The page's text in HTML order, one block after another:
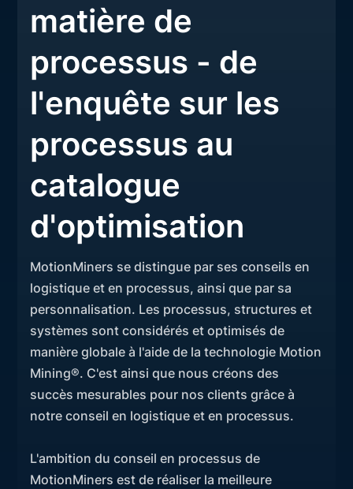
matière de
processus - de
l'enquête sur les
processus au
catalogue
d'optimisation
MotionMiners se distingue par ses conseils en
logistique et en processus, ainsi que par sa
personnalisation. Les processus, structures et
systèmes sont considérés et optimisés de
manière globale à l'aide de la technologie Motion
Mining®. C'est ainsi que nous créons des
succès mesurables pour nos clients grâce à
notre conseil en logistique et en processus.
L'ambition du conseil en processus de
MotionMiners est de réaliser la meilleure